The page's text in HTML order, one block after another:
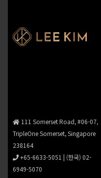
111 Somerset Road, #06-07,
TripleOne Somerset, Singapore
238164
+65-6633-5051 | (한국) 02-
6949-5070